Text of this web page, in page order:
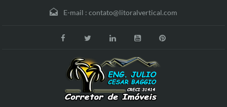
E-mail : contato@litoralvertical.com